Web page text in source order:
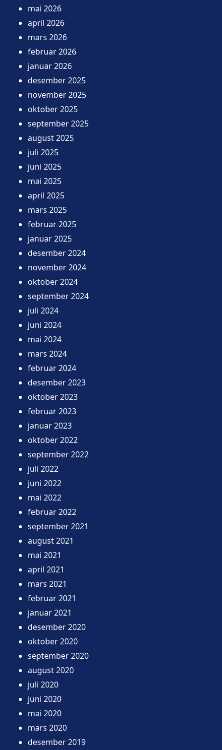
mai 2026
april 2026
mars 2026
februar 2026
januar 2026
desember 2025
november 2025
oktober 2025
september 2025
august 2025
juli 2025
juni 2025
mai 2025
april 2025
mars 2025
februar 2025
januar 2025
desember 2024
november 2024
oktober 2024
september 2024
juli 2024
juni 2024
mai 2024
mars 2024
februar 2024
desember 2023
oktober 2023
februar 2023
januar 2023
oktober 2022
september 2022
juli 2022
juni 2022
mai 2022
februar 2022
september 2021
august 2021
mai 2021
april 2021
mars 2021
februar 2021
januar 2021
desember 2020
oktober 2020
september 2020
august 2020
juli 2020
juni 2020
mai 2020
mars 2020
desember 2019